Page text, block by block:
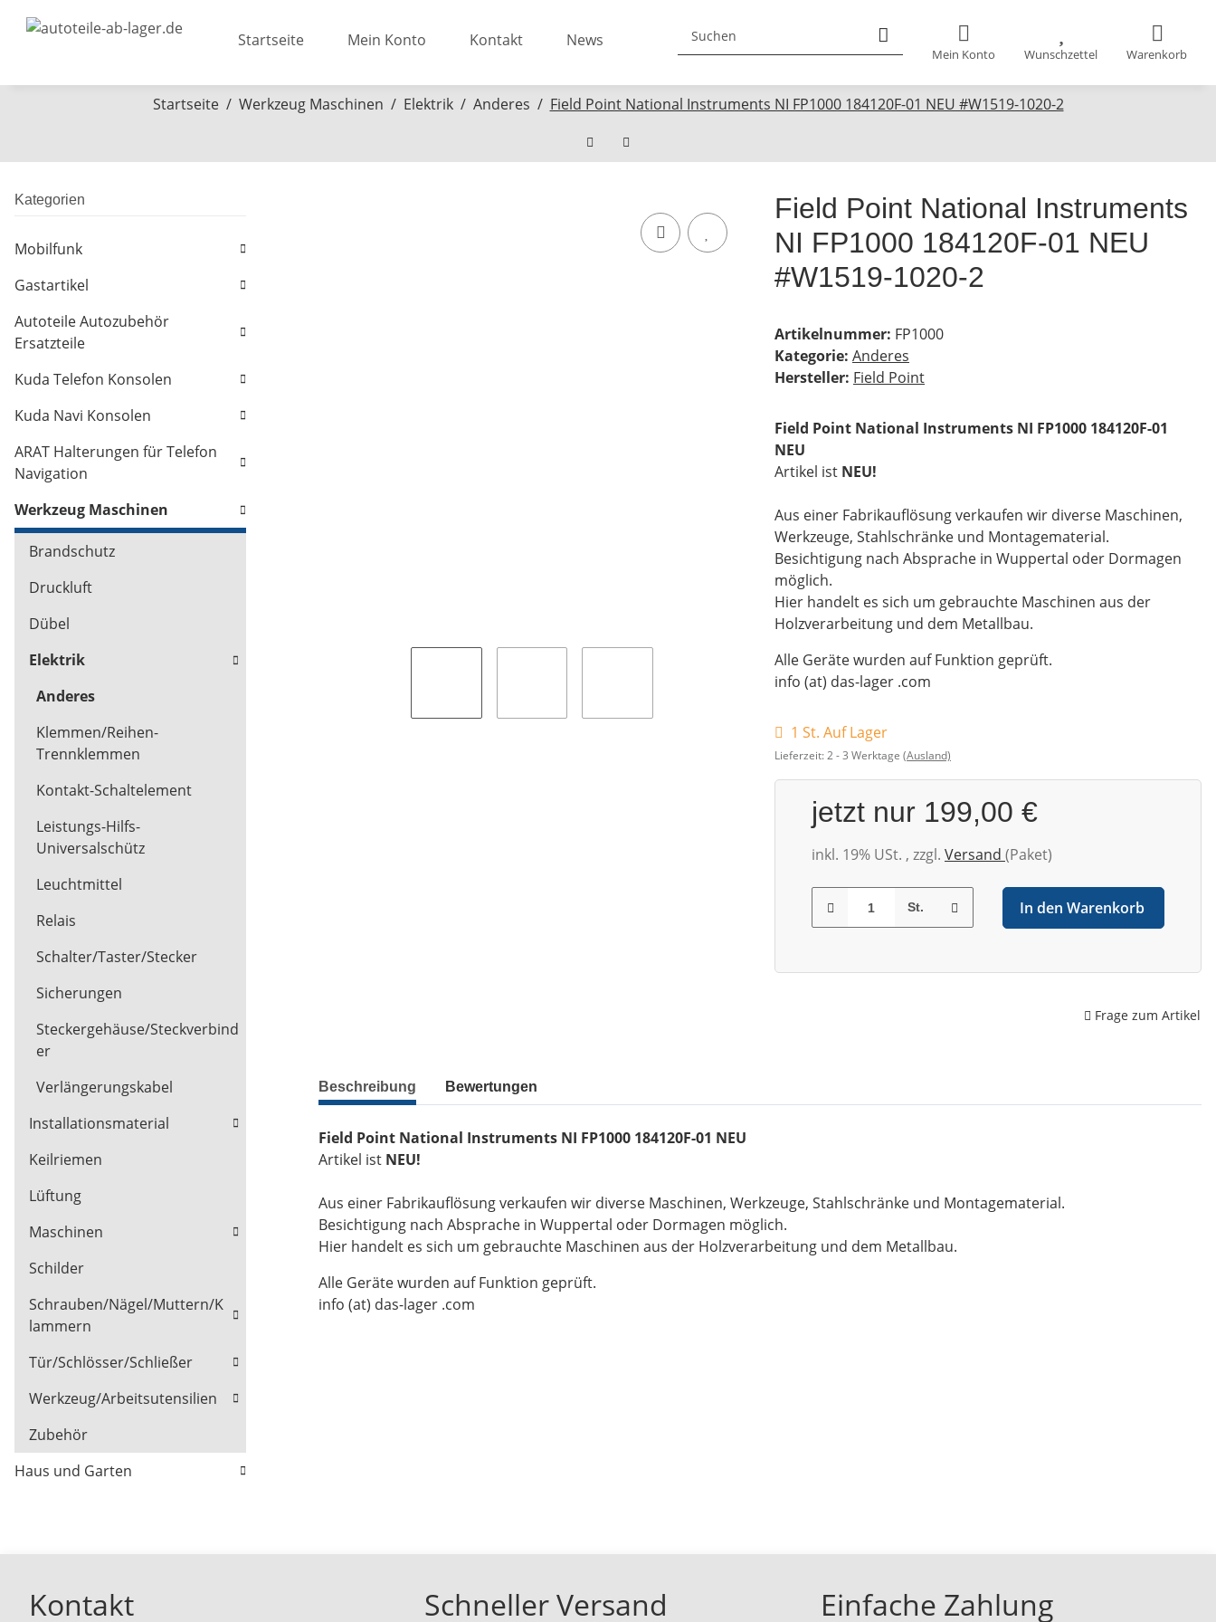
Mein Konto Wunschzettel Warenkorb
Startseite Mein Konto Kontakt News
Startseite Werkzeug Maschinen Elektrik Anderes Field Point National Instruments NI FP1000 184120F-01 NEU #W1519-1020-2
Field Point National Instruments
NI FP1000 184120F-01 NEU
#W1519-1020-2
Artikelnummer: FP1000
Kategorie: Anderes
Hersteller: Field Point
Field Point National Instruments NI FP1000 184120F-01
NEU
Artikel ist NEU!
Aus einer Fabrikauflösung verkaufen wir diverse Maschinen,
Werkzeuge, Stahlschränke und Montagematerial.
Besichtigung nach Absprache in Wuppertal oder Dormagen
möglich.
Hier handelt es sich um gebrauchte Maschinen aus der
Holzverarbeitung und dem Metallbau.
Alle Geräte wurden auf Funktion geprüft.
info (at) das-lager .com
1 St. Auf Lager
Lieferzeit:2 - 3 Werktage (Ausland)
jetzt nur 199,00 €
inkl. 19% USt. , zzgl. Versand (Paket)
St. In den Warenkorb
Frage zum Artikel
Beschreibung Bewertungen
Field Point National Instruments NI FP1000 184120F-01 NEU
Artikel ist NEU!
Aus einer Fabrikauflösung verkaufen wir diverse Maschinen, Werkzeuge, Stahlschränke und Montagematerial.
Besichtigung nach Absprache in Wuppertal oder Dormagen möglich.
Hier handelt es sich um gebrauchte Maschinen aus der Holzverarbeitung und dem Metallbau.
Alle Geräte wurden auf Funktion geprüft.
info (at) das-lager .com
Kategorien
Mobilfunk
Gastartikel
Autoteile Autozubehör
Ersatzteile
Kuda Telefon Konsolen
Kuda Navi Konsolen
ARAT Halterungen für Telefon
Navigation
Werkzeug Maschinen
Brandschutz
Druckluft
Dübel
Elektrik
Anderes
Klemmen/Reihen-
Trennklemmen
Kontakt-Schaltelement
Leistungs-Hilfs-
Universalschütz
Leuchtmittel
Relais
Schalter/Taster/Stecker
Sicherungen
Steckergehäuse/Steckverbind
er
Verlängerungskabel
Installationsmaterial
Keilriemen
Lüftung
Maschinen
Schilder
Schrauben/Nägel/Muttern/K
lammern
Tür/Schlösser/Schließer
Werkzeug/Arbeitsutensilien
Zubehör
Haus und Garten
Kontakt Schneller Versand Einfache Zahlung